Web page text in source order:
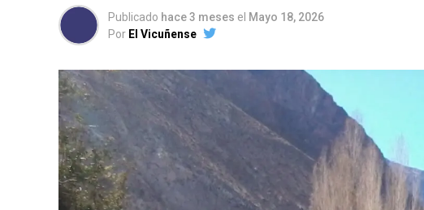
Publicado hace 3 meses el Mayo 18, 2026
Por El Vicuñense